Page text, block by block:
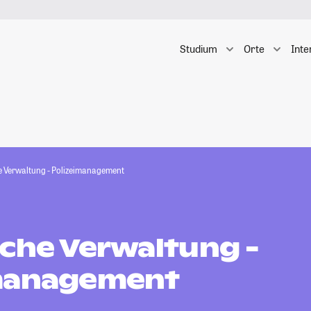
Studium Orte
Verwaltung - Polizeimanagement
Verwaltung -